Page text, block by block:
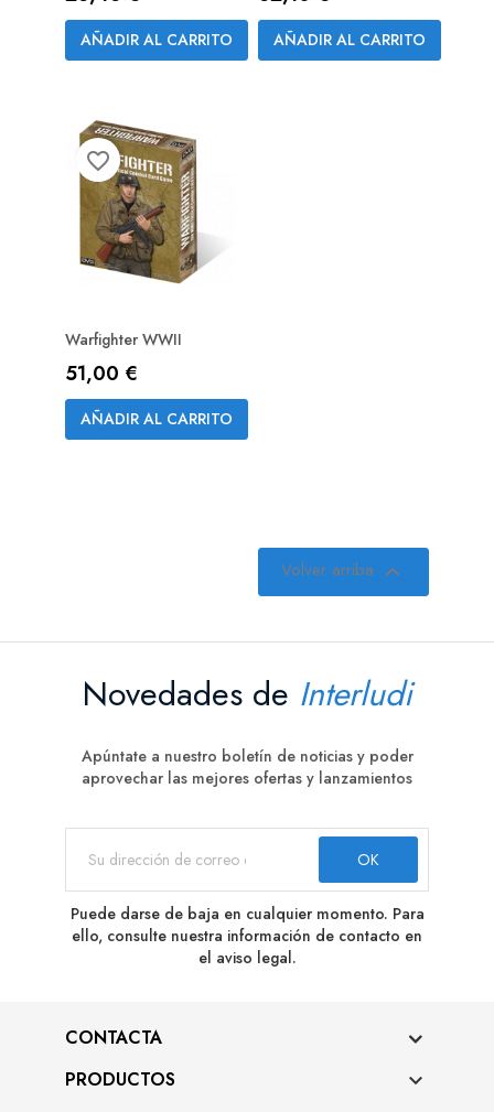
AÑADIR AL CARRITO AÑADIR AL CARRITO
Warfighter WWII
Precio
51,00 €
AÑADIR AL CARRITO
favorite_border
Volver arriba 
Novedades de Interludi
Apúntate a nuestro boletín de noticias y poder
aprovechar las mejores ofertas y lanzamientos
Puede darse de baja en cualquier momento. Para
ello, consulte nuestra información de contacto en
el aviso legal.
CONTACTA
PRODUCTOS
